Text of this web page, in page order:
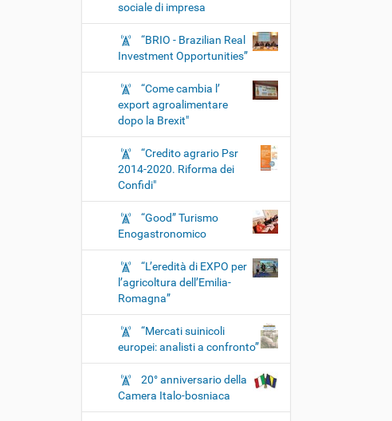
sociale di impresa
“BRIO - Brazilian Real
Investment Opportunities”
“Come cambia l’
export agroalimentare
dopo la Brexit"
“Credito agrario Psr
2014-2020. Riforma dei
Confidi"
“Good” Turismo
Enogastronomico
“L’eredità di EXPO per
l’agricoltura dell’Emilia-
Romagna”
“Mercati suinicoli
europei: analisti a confronto”
20° anniversario della
Camera Italo-bosniaca